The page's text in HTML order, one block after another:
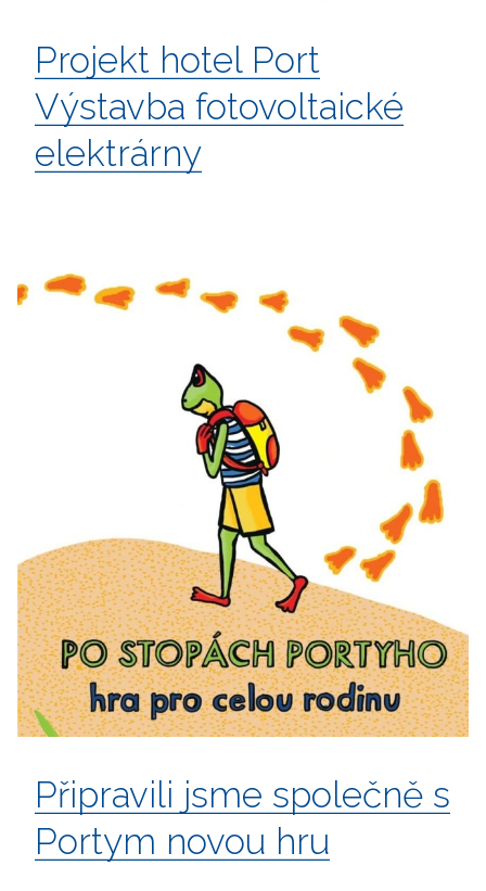
Projekt hotel Port
Výstavba fotovoltaické
elektrárny
Připravili jsme společně s
Portym novou hru